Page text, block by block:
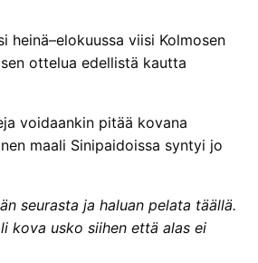
viisi Kolmosen
ottelua edellistä kautta
voidaankin pitää kovana
maali Sinipaidoissa syntyi jo
seurasta ja haluan pelata täällä.
kova usko siihen että alas ei